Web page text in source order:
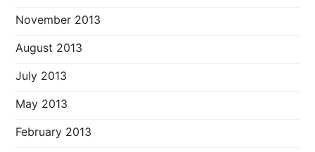
November 2013
August 2013
July 2013
May 2013
February 2013